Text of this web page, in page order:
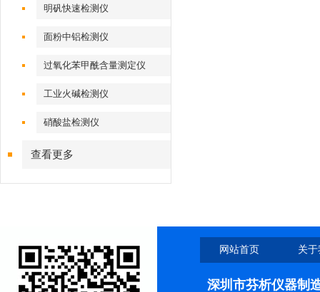
明矾快速检测仪
面粉中铝检测仪
过氧化苯甲酰含量测定仪
工业火碱检测仪
硝酸盐检测仪
查看更多
网站首页 关
深圳市芬析仪器制